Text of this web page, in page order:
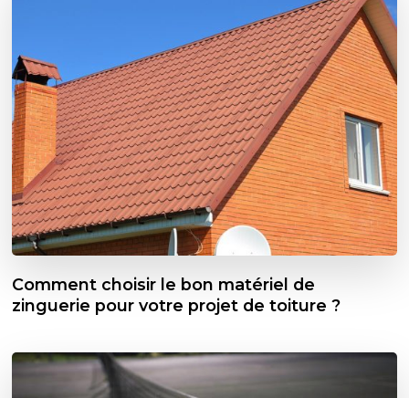
Comment choisir le bon matériel de
zinguerie pour votre projet de toiture ?